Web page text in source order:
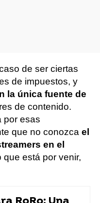
de ser ciertas
de impuestos, y
la única fuente de
de contenido.
por esas
que no conozca el
en el
que está por venir,